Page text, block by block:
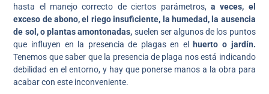
hasta el manejo correcto de ciertos parámetros, a veces, el
exceso de abono, el riego insuficiente, la humedad, la ausencia
de sol, o plantas amontonadas, suelen ser algunos de los puntos
que influyen en la presencia de plagas en el
huerto o jardín.
Tenemos que saber que la presencia de plaga nos está indicando
debilidad en el entorno, y hay que ponerse manos a la obra para
acabar con este inconveniente.